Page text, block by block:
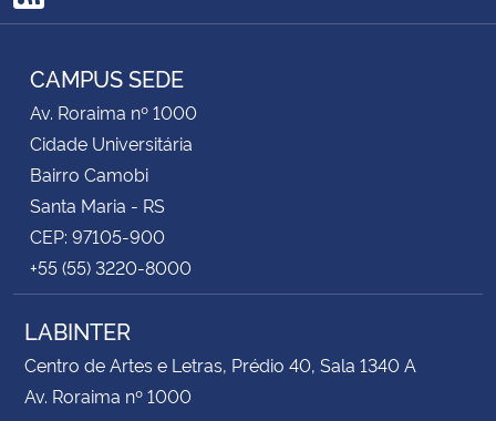
RSS
CAMPUS SEDE
Av. Roraima nº 1000
Cidade Universitária
Bairro Camobi
Santa Maria - RS
CEP: 97105-900
+55 (55) 3220-8000
LABINTER
Centro de Artes e Letras, Prédio 40, Sala 1340 A
Av. Roraima nº 1000